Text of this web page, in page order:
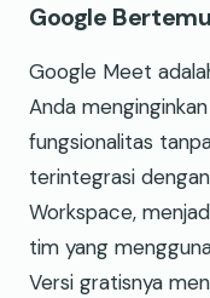
Google Bertemu
Google Meet
Anda
fungsionalitas
terintegrasi
Workspace,
tim yang
Versi gratisnya